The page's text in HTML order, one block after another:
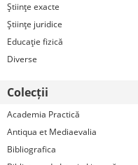
Ştiinţe exacte
Ştiinţe juridice
Educaţie fizică
Diverse
Colecții
Academia Practică
Antiqua et Mediaevalia
Bibliografica